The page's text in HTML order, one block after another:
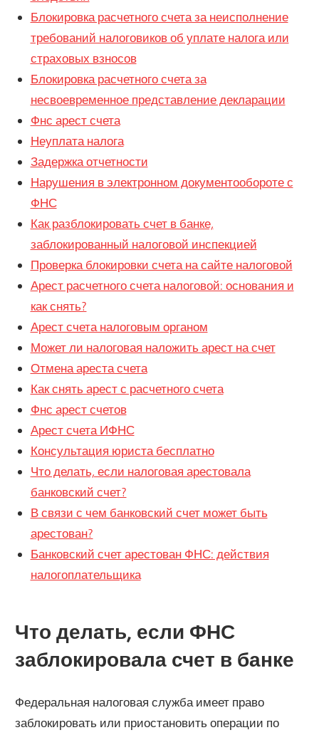
Блокировка расчетного счета за неисполнение
требований налоговиков об уплате налога или
страховых взносов
Блокировка расчетного счета за
несвоевременное представление декларации
Фнс арест счета
Неуплата налога
Задержка отчетности
Нарушения в электронном документообороте с
ФНС
Как разблокировать счет в банке,
заблокированный налоговой инспекцией
Проверка блокировки счета на сайте налоговой
Арест расчетного счета налоговой: основания и
как снять?
Арест счета налоговым органом
Может ли налоговая наложить арест на счет
Отмена ареста счета
Как снять арест с расчетного счета
Фнс арест счетов
Арест счета ИФНС
Консультация юриста бесплатно
Что делать, если налоговая арестовала
банковский счет?
В связи с чем банковский счет может быть
арестован?
Банковский счет арестован ФНС: действия
налогоплательщика
Что делать, если ФНС
заблокировала счет в банке
Федеральная налоговая служба имеет право
заблокировать или приостановить операции по